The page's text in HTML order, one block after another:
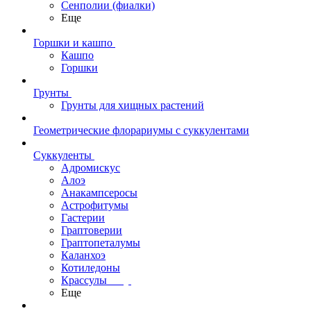
Сенполии (фиалки)
Еще
Горшки и кашпо
Кашпо
Горшки
Грунты
Грунты для хищных растений
Геометрические флорариумы с суккулентами
Суккуленты
Адромискус
Алоэ
Анакампсеросы
Астрофитумы
Гастерии
Граптоверии
Граптопеталумы
Каланхоэ
Котиледоны
Крассулы
Еще